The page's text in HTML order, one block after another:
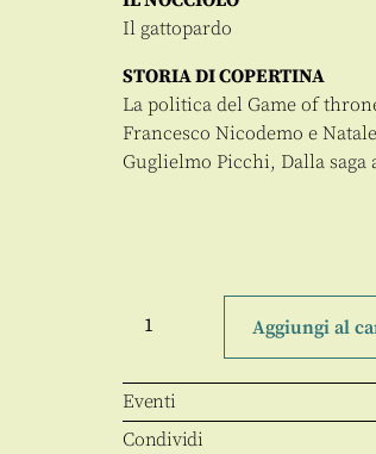
Il gattopardo
STORIA DI COPERTINA
La politica del Game of
Francesco Nicodemo e
Guglielmo Picchi, Dalla saga
Anno
148
-
06.2019
quantità
Aggiungi al
Eventi
Condividi